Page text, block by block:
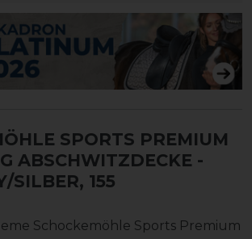
SPORTS PREMIUM
ABSCHWITZDECKE -
SILBER, 155
Schockemöhle Sports Premium